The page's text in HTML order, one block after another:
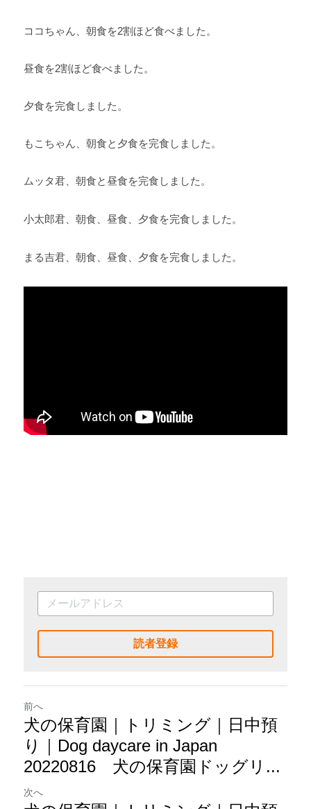
ココちゃん、朝食を2割ほど食べました。
昼食を2割ほど食べました。
夕食を完食しました。
もこちゃん、朝食と夕食を完食しました。
ムッタ君、朝食と昼食を完食しました。
小太郎君、朝食、昼食、夕食を完食しました。
まる吉君、朝食、昼食、夕食を完食しました。
読者登録
前へ
犬の保育園｜トリミング｜日中預
り｜Dog daycare in Japan
20220816 犬の保育園ドッグリ...
次へ